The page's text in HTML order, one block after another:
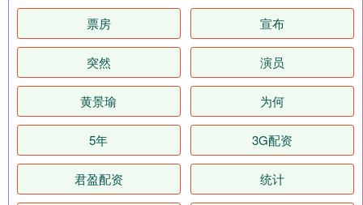
票房 宣布
突然 演员
黄景瑜 为何
5年 3G配资
君盈配资 统计